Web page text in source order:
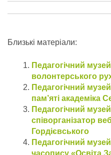
Близькі матеріали:
Педагогічний
волонтерського
Педагогічний
пам’яті академіка
Педагогічний
співорганізатор
Гордієвського
Педагогічний